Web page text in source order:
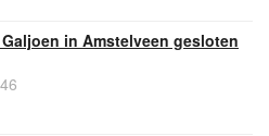
in Amstelveen gesloten